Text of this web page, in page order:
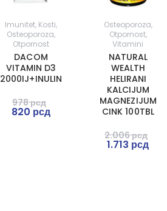
Imunitet, Kosti,
Osteoporoza,
Otpornost
DACOM
VITAMIN D3
2000IJ+INULIN
978рсд
820рсд
Osteoporoza,
Otpornost,
Vitamini
NATURAL
WEALTH
HELIRANI
KALCIJUM
MAGNEZIJUM
CINK 100TBL
2.006рсд
1.713 рсд